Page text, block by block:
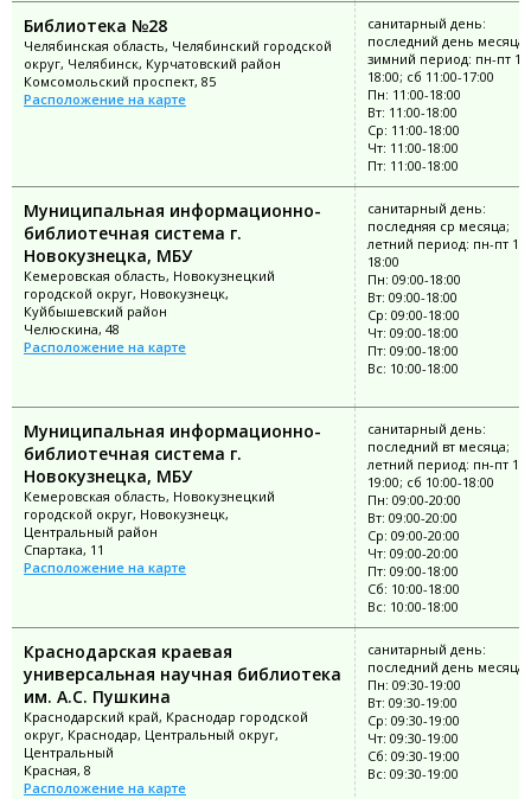
Библиотека №28
Челябинская область, Челябинский городской
округ, Челябинск, Курчатовский район
Комсомольский проспект, 85
Расположение на карте
санитарный день:
последний день месяца;
зимний период: пн-пт
18:00; сб 11:00-17:00
Пн: 11:00-18:00
Вт: 11:00-18:00
Ср: 11:00-18:00
Чт: 11:00-18:00
Пт: 11:00-18:00
Муниципальная информационно-
библиотечная система г.
Новокузнецка, МБУ
Кемеровская область, Новокузнецкий
городской округ, Новокузнецк,
Куйбышевский район
Челюскина, 48
Расположение на карте
санитарный день:
последняя ср месяца;
летний период: пн-пт
18:00
Пн: 09:00-18:00
Вт: 09:00-18:00
Ср: 09:00-18:00
Чт: 09:00-18:00
Пт: 09:00-18:00
Вс: 10:00-18:00
Муниципальная информационно-
библиотечная система г.
Новокузнецка, МБУ
Кемеровская область, Новокузнецкий
городской округ, Новокузнецк,
Центральный район
Спартака, 11
Расположение на карте
санитарный день:
последний вт месяца;
летний период: пн-пт
19:00; сб 10:00-18:00
Пн: 09:00-20:00
Вт: 09:00-20:00
Ср: 09:00-20:00
Чт: 09:00-20:00
Пт: 09:00-18:00
Сб: 10:00-18:00
Вс: 10:00-18:00
Краснодарская краевая
универсальная научная библиотека
им. А.С. Пушкина
Краснодарский край, Краснодар городской
округ, Краснодар, Центральный округ,
Центральный
Красная, 8
Расположение на карте
санитарный день:
последний день месяца
Пн: 09:30-19:00
Вт: 09:30-19:00
Ср: 09:30-19:00
Чт: 09:30-19:00
Сб: 09:30-19:00
Вс: 09:30-19:00